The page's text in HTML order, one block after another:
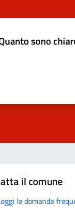
sono
il comune
le domande